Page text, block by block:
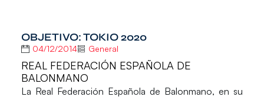
OBJETIVO: TOKIO 2020
04/12/2014 General
REAL FEDERACIÓN ESPAÑOLA DE
BALONMANO
La Real Federación Española de Balonmano, en su